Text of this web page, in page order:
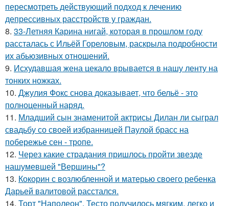
пересмотреть действующий подход к лечению
депрессивных расстройств у граждан.
8. 33-Летняя Карина нигай, которая в прошлом году
рассталась с Ильёй Гореловым, раскрыла подробности
их абьюзивных отношений.
9. Исхудавшая жена цекало врывается в нашу ленту на
тонких ножках.
10. Джулия Фокс снова доказывает, что бельё - это
полноценный наряд.
11. Младший сын знаменитой актрисы Дилан ли сыграл
свадьбу со своей избранницей Паулой брасс на
побережье сен - тропе.
12. Через какие страдания пришлось пройти звезде
нашумевшей "Вершины"?
13. Кокорин с возлюбленной и матерью своего ребенка
Дарьей валитовой расстался.
14. Торт "Наполеон". Тесто получилось мягким, легко и